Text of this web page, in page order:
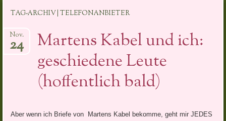
Inhalt
TAG-ARCHIV | TELEFONANBIETER
Martens Kabel und ich:
geschiedene Leute
(hoffentlich bald)
Nov.
24
Aber wenn ich Briefe von Martens Kabel bekomme, geht mir JEDES